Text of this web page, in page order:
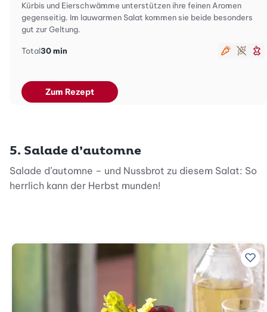
Kürbis und Eierschwämme unterstützen ihre feinen Aromen
gegenseitig. Im lauwarmen Salat kommen sie beide besonders
gut zur Geltung.
Total30 min
Zum Rezept
5. Salade d’automne
Salade d’automne – und Nussbrot zu diesem Salat: So
herrlich kann der Herbst munden!
Zu